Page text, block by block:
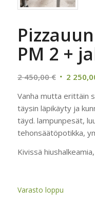
PM 2 +
2 450,00€
oli:
2
450,00 €.
2
Vanha mutta erittäin
täysin läpikäyty ja
täyd. lampunpesät,
tehonsäätöpotikka,
Kivissä
Varasto loppu